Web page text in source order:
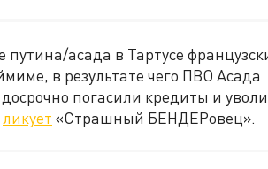
асада в Тартусе
в результате чего ПВО Асада
погасили кредиты и
ликует «Страшный БЕНДЕРовец».